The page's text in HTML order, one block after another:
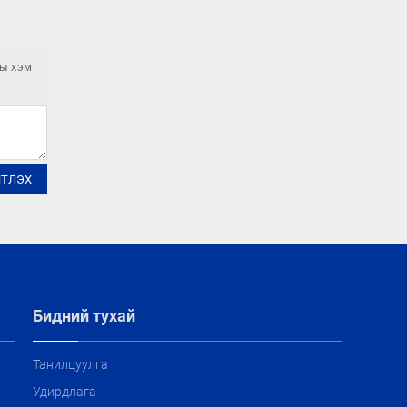
хэм
Бидний тухай
Танилцуулга
Удирдлага